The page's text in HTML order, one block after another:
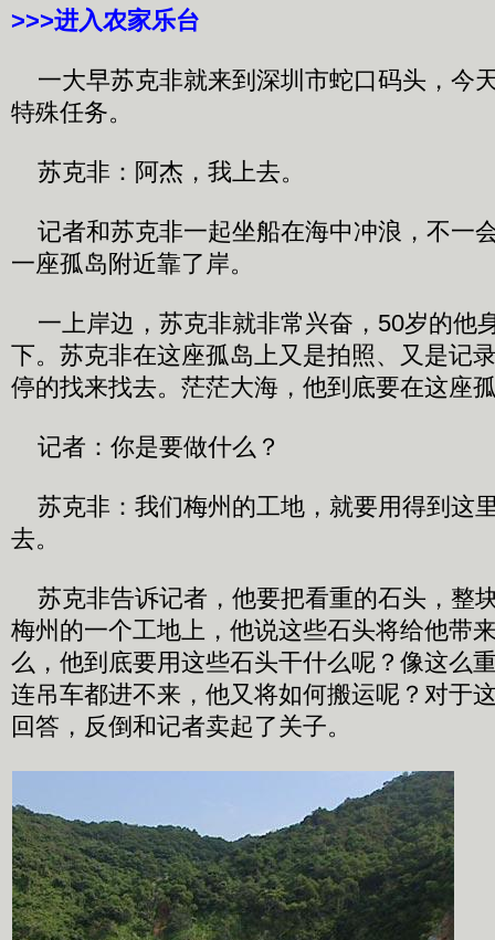
>>>进入农家乐台
一大早苏克非就来到深圳市蛇口码头，今
特殊任务。
苏克非：阿杰，我上去。
记者和苏克非一起坐船在海中冲浪，不一
一座孤岛附近靠了岸。
一上岸边，苏克非就非常兴奋，50岁的他
下。苏克非在这座孤岛上又是拍照、又是记
停的找来找去。茫茫大海，他到底要在这座
记者：你是要做什么？
苏克非：我们梅州的工地，就要用得到这
去。
苏克非告诉记者，他要把看重的石头，整
梅州的一个工地上，他说这些石头将给他带
么，他到底要用这些石头干什么呢？像这么
连吊车都进不来，他又将如何搬运呢？对于
回答，反倒和记者卖起了关子。